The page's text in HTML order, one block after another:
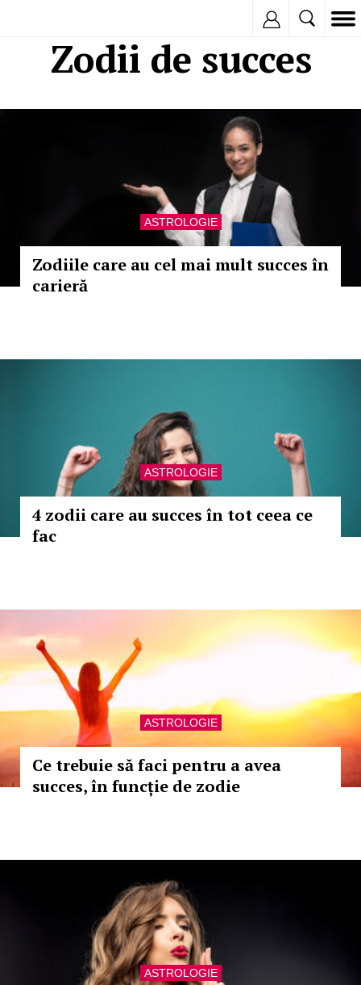
Zodii de succes
ASTROLOGIE
Zodiile care au cel mai mult succes în
carieră
ASTROLOGIE
4 zodii care au succes în tot ceea ce
fac
ASTROLOGIE
Ce trebuie să faci pentru a avea
succes, în funcție de zodie
ASTROLOGIE